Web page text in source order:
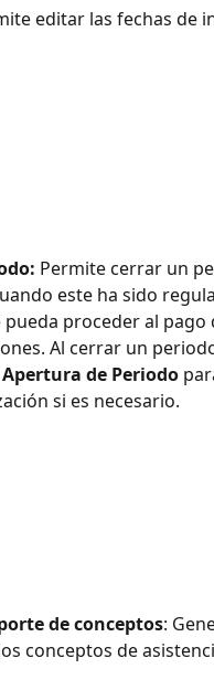
editar las fechas de
Permite cerrar un
este ha sido
pueda proceder al pago
Al cerrar un
Apertura de Periodo
si es necesario.
de conceptos:
conceptos de